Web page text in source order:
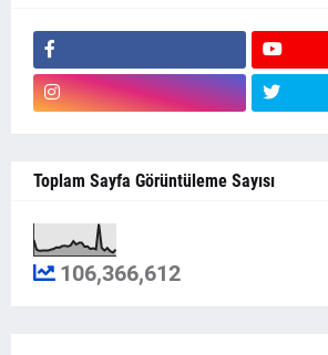
Toplam Sayfa Görüntüleme Sayısı
106,366,612